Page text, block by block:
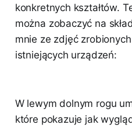
konkretnych kształtów.
można zobaczyć na
mnie ze zdjęć
istniejących urządzeń:
W lewym dolnym rogu
które pokazuje jak